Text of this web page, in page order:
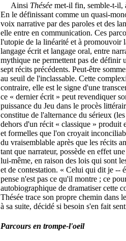
Ainsi Thésée met-il fin, semble-t-il,
En le définissant comme un quasi-
voix narrative par des paroles et des
elle entre en communication. Ces
l'utopie de la linéarité et à promouvoir
langage écrit et langage oral, entre
mythique ne permettent pas de définir
sept récits précédents. Peut-être
au seuil de l'inclassable. Cette
contraire, elle est le signe d'une
ce « dernier écrit » peut revendiquer
puissance du Jeu dans le procès
constitue de l'alternance du sérieux
dehors d'un récit « classique » produit
et formelles que l'on croyait
du vraisemblable après que les récits
tant que narrateur, possède en effet
lui-même, en raison des lois qui sont
et de contestation. « Celui qui dit je --
pense n'est pas ce qu'il montre ; ce
autobiographique de dramatiser cette
Thésée trace son propre chemin dans
à sa suite, décidé si besoin s'en fait
Parcours en trompe-l'oeil